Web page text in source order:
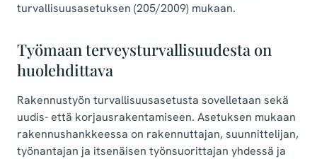
turvallisuusasetuksen (205/2009) mukaan.
Työmaan terveysturvallisuudesta on
huolehdittava
Rakennustyön turvallisuusasetusta sovelletaan sekä
uudis- että korjausrakentamiseen. Asetuksen mukaan
rakennushankkeessa on rakennuttajan, suunnittelijan,
työnantajan ja itsenäisen työnsuorittajan yhdessä ja